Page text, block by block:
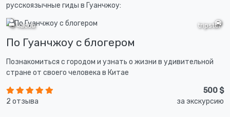
русскоязычные гиды в Гуанчжоу:
tripster
8 часов
По Гуанчжоу с блогером
Познакомиться с городом и узнать о жизни в удивительной
стране от своего человека в Китае
2 отзыва
500 $
за экскурсию